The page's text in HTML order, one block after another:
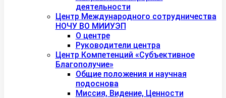
деятельности
Центр Международного сотрудничества
НОЧУ ВО МИИУЭП
О центре
Руководители центра
Центр Компетенций «Субъективное
Благополучие»
Общие положения и научная
подоснова
Миссия, Видение, Ценности